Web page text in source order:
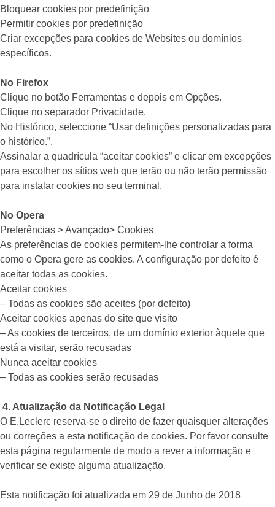
Bloquear cookies por predefinição
Permitir cookies por predefinição
Criar excepções para cookies de Websites ou domínios
específicos.
No Firefox
Clique no botão Ferramentas e depois em Opções.
Clique no separador Privacidade.
No Histórico, seleccione “Usar definições personalizadas para
o histórico.”.
Assinalar a quadrícula “aceitar cookies” e clicar em excepções
para escolher os sítios web que terão ou não terão permissão
para instalar cookies no seu terminal.
No Opera
Preferências > Avançado> Cookies
As preferências de cookies permitem-lhe controlar a forma
como o Opera gere as cookies. A configuração por defeito é
aceitar todas as cookies.
Aceitar cookies
– Todas as cookies são aceites (por defeito)
Aceitar cookies apenas do site que visito
– As cookies de terceiros, de um domínio exterior àquele que
está a visitar, serão recusadas
Nunca aceitar cookies
– Todas as cookies serão recusadas
4. Atualização da Notificação Legal
O E.Leclerc reserva-se o direito de fazer quaisquer alterações
ou correções a esta notificação de cookies. Por favor consulte
esta página regularmente de modo a rever a informação e
verificar se existe alguma atualização.
Esta notificação foi atualizada em 29 de Junho de 2018